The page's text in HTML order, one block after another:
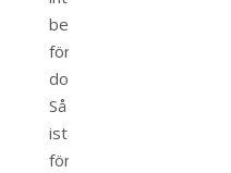
betala
för
domänen.
Så
istället
för